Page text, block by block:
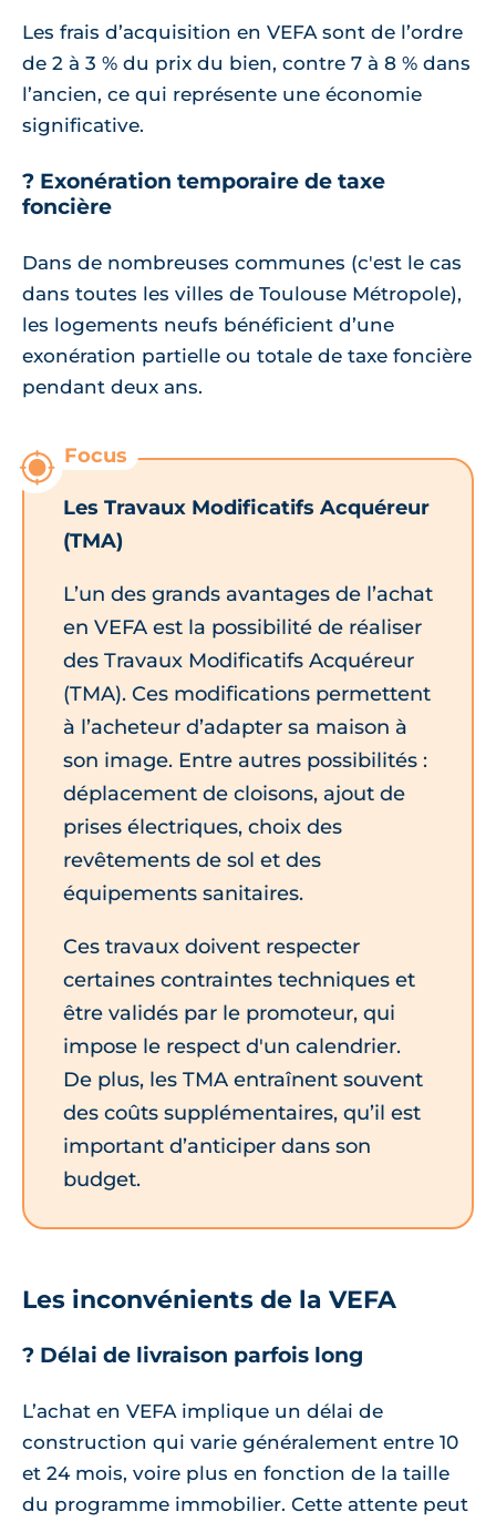
Les frais d’acquisition en VEFA sont de l’ordre
de 2 à 3 % du prix du bien, contre 7 à 8 % dans
l’ancien, ce qui représente une économie
significative.
? Exonération temporaire de taxe
foncière
Dans de nombreuses communes (c'est le cas
dans toutes les villes de Toulouse Métropole),
les logements neufs bénéficient d’une
exonération partielle ou totale de taxe foncière
pendant deux ans.
Les Travaux Modificatifs Acquéreur
(TMA)
L’un des grands avantages de l’achat
en VEFA est la possibilité de réaliser
des Travaux Modificatifs Acquéreur
(TMA). Ces modifications permettent
à l’acheteur d’adapter sa maison à
son image. Entre autres possibilités :
déplacement de cloisons, ajout de
prises électriques, choix des
revêtements de sol et des
équipements sanitaires.
Ces travaux doivent respecter
certaines contraintes techniques et
être validés par le promoteur, qui
impose le respect d'un calendrier.
De plus, les TMA entraînent souvent
des coûts supplémentaires, qu’il est
important d’anticiper dans son
budget.
Les inconvénients de la VEFA
? Délai de livraison parfois long
L’achat en VEFA implique un délai de
construction qui varie généralement entre 10
et 24 mois, voire plus en fonction de la taille
du programme immobilier. Cette attente peut